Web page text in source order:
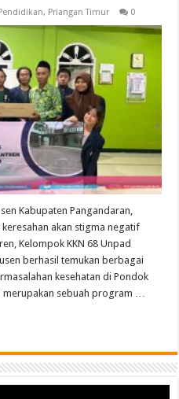
, Priangan Timur 0
Kabupaten Pangandaran,
akan stigma negatif
Kelompok KKN 68 Unpad
berhasil temukan berbagai
kesehatan di Pondok
merupakan sebuah program …